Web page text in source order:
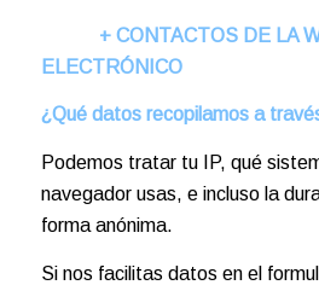
+ CONTACTOS DE LA
ELECTRÓNICO
¿Qué datos recopilamos a
Podemos tratar tu IP, qué
navegador usas, e incluso la
forma anónima.
Si nos facilitas datos en el